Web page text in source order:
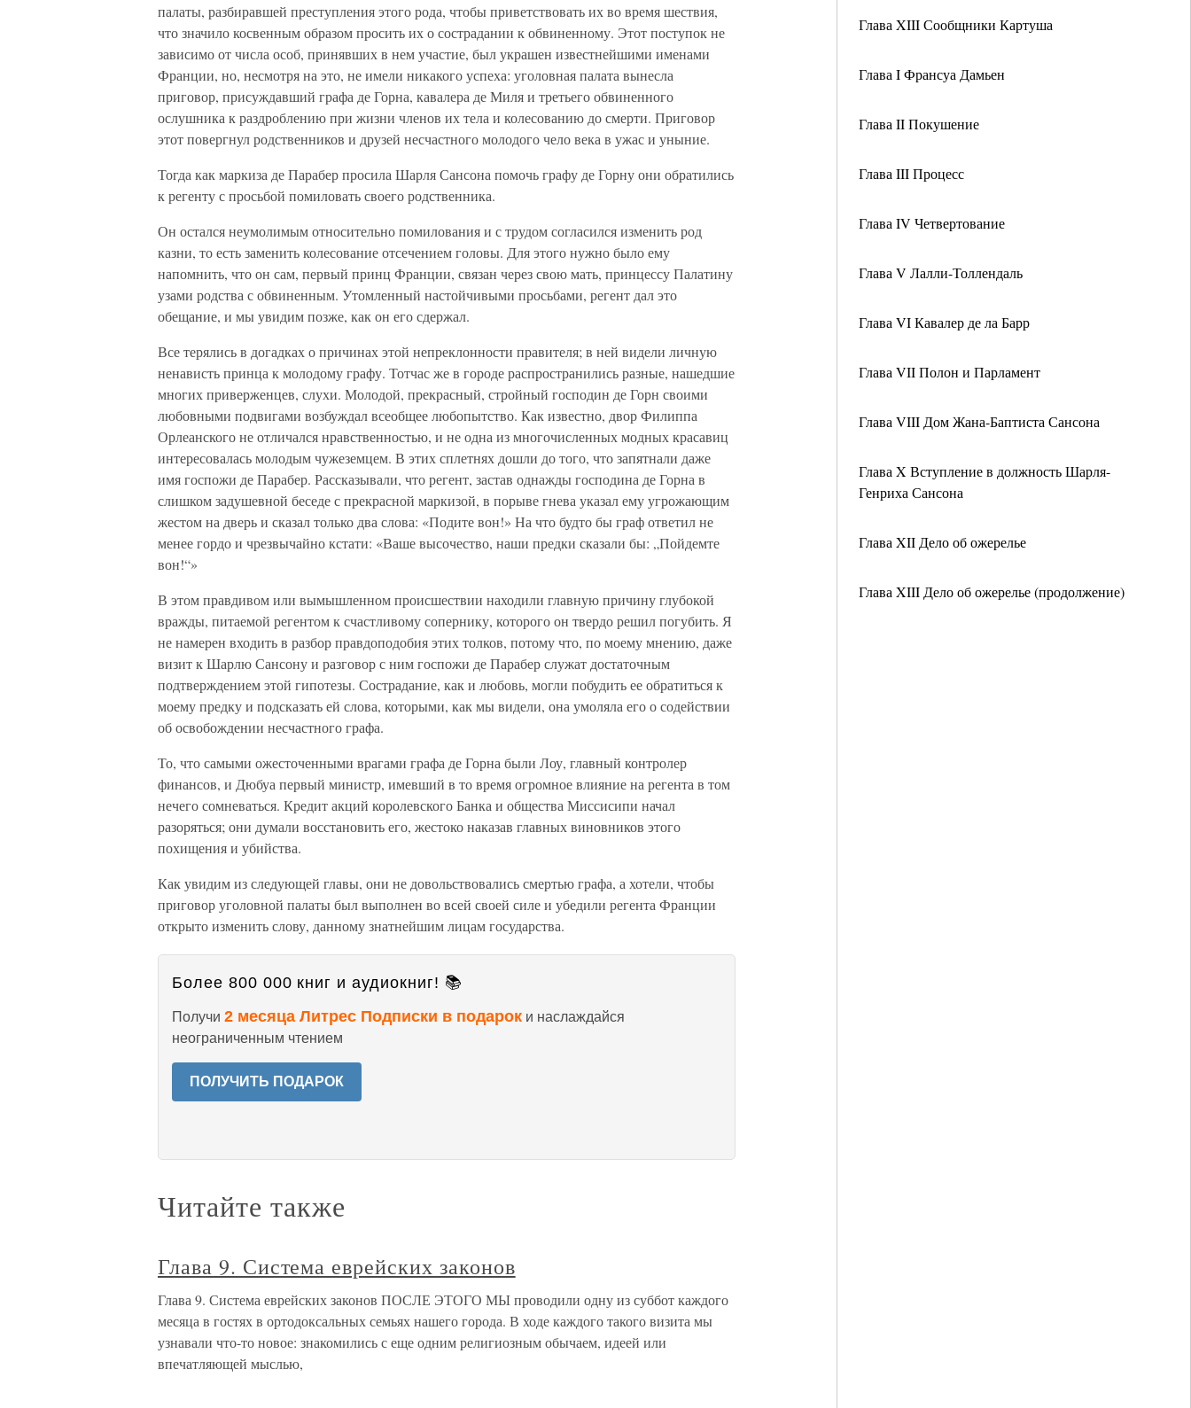
Глава XIII Сообщники Картуша
Глава I Франсуа Дамьен
Глава II Покушение
Глава III Процесс
Глава IV Четвертование
Глава V Лалли-Толлендаль
Глава VI Кавалер де ла Барр
Глава VII Полон и Парламент
Глава VIII Дом Жана-Баптиста Сансона
Глава X Вступление в должность Шарля-
Генриха Сансона
Глава XII Дело об ожерелье
Глава XIII Дело об ожерелье (продолжение)
палаты, разбиравшей преступления этого рода, чтобы приветствовать их во время шествия,
что значило косвенным образом просить их о сострадании к обвиненному. Этот поступок не
зависимо от числа особ, принявших в нем участие, был украшен известнейшими именами
Франции, но, несмотря на это, не имели никакого успеха: уголовная палата вынесла
приговор, присуждавший графа де Горна, кавалера де Миля и третьего обвиненного
ослушника к раздроблению при жизни членов их тела и колесованию до смерти. Приговор
этот повергнул родственников и друзей несчастного молодого чело века в ужас и уныние.
Тогда как маркиза де Парабер просила Шарля Сансона помочь графу де Горну они обратились
к регенту с просьбой помиловать своего родственника.
Он остался неумолимым относительно помилования и с трудом согласился изменить род
казни, то есть заменить колесование отсечением головы. Для этого нужно было ему
напомнить, что он сам, первый принц Франции, связан через свою мать, принцессу Палатину
узами родства с обвиненным. Утомленный настойчивыми просьбами, регент дал это
обещание, и мы увидим позже, как он его сдержал.
Все терялись в догадках о причинах этой непреклонности правителя; в ней видели личную
ненависть принца к молодому графу. Тотчас же в городе распространились разные, нашедшие
многих приверженцев, слухи. Молодой, прекрасный, стройный господин де Горн своими
любовными подвигами возбуждал всеобщее любопытство. Как известно, двор Филиппа
Орлеанского не отличался нравственностью, и не одна из многочисленных модных красавиц
интересовалась молодым чужеземцем. В этих сплетнях дошли до того, что запятнали даже
имя госпожи де Парабер. Рассказывали, что регент, застав однажды господина де Горна в
слишком задушевной беседе с прекрасной маркизой, в порыве гнева указал ему угрожающим
жестом на дверь и сказал только два слова: «Подите вон!» На что будто бы граф ответил не
менее гордо и чрезвычайно кстати: «Ваше высочество, наши предки сказали бы: „Пойдемте
вон!“»
В этом правдивом или вымышленном происшествии находили главную причину глубокой
вражды, питаемой регентом к счастливому сопернику, которого он твердо решил погубить. Я
не намерен входить в разбор правдоподобия этих толков, потому что, по моему мнению, даже
визит к Шарлю Сансону и разговор с ним госпожи де Парабер служат достаточным
подтверждением этой гипотезы. Сострадание, как и любовь, могли побудить ее обратиться к
моему предку и подсказать ей слова, которыми, как мы видели, она умоляла его о содействии
об освобождении несчастного графа.
То, что самыми ожесточенными врагами графа де Горна были Лоу, главный контролер
финансов, и Дюбуа первый министр, имевший в то время огромное влияние на регента в том
нечего сомневаться. Кредит акций королевского Банка и общества Миссисипи начал
разоряться; они думали восстановить его, жестоко наказав главных виновников этого
похищения и убийства.
Как увидим из следующей главы, они не довольствовались смертью графа, а хотели, чтобы
приговор уголовной палаты был выполнен во всей своей силе и убедили регента Франции
открыто изменить слову, данному знатнейшим лицам государства.
Более 800 000 книг и аудиокниг! 📚
Получи 2 месяца Литрес Подписки в подарок и наслаждайся
неограниченным чтением
ПОЛУЧИТЬ ПОДАРОК
Читайте также
Глава 9. Система еврейских законов
Глава 9. Система еврейских законов ПОСЛЕ ЭТОГО МЫ проводили одну из суббот каждого
месяца в гостях в ортодоксальных семьях нашего города. В ходе каждого такого визита мы
узнавали что-то новое: знакомились с еще одним религиозным обычаем, идеей или
впечатляющей мыслью,